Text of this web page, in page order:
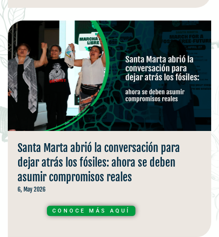
Santa Marta abrió la conversación para
dejar atrás los fósiles: ahora se deben
asumir compromisos reales
6, May 2026
CONOCE MÁS AQUÍ